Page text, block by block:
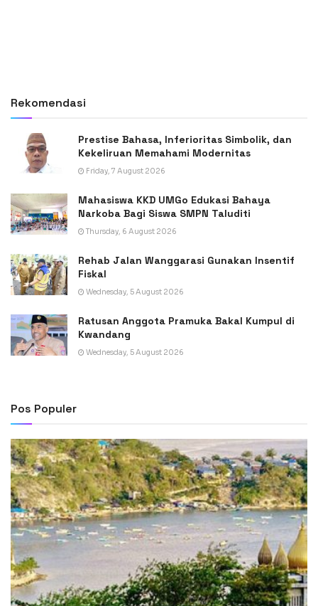
Rekomendasi
Prestise Bahasa, Inferioritas Simbolik, dan
Kekeliruan Memahami Modernitas
Friday, 7 August 2026
Mahasiswa KKD UMGo Edukasi Bahaya
Narkoba Bagi Siswa SMPN Taluditi
Thursday, 6 August 2026
Rehab Jalan Wanggarasi Gunakan Insentif
Fiskal
Wednesday, 5 August 2026
Ratusan Anggota Pramuka Bakal Kumpul di
Kwandang
Wednesday, 5 August 2026
Pos Populer